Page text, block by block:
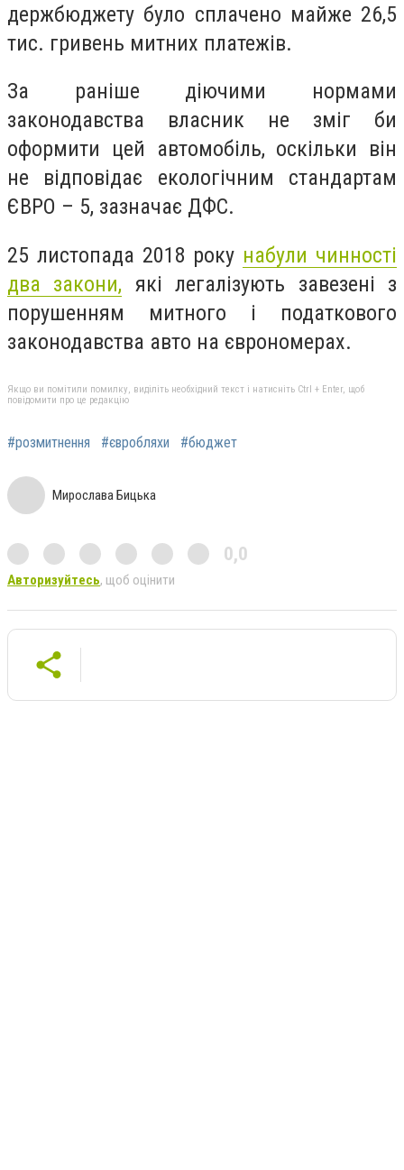
держбюджету було сплачено майже 26,5
тис. гривень митних платежів.
За раніше діючими нормами
законодавства власник не зміг би
оформити цей автомобіль, оскільки він
не відповідає екологічним стандартам
ЄВРО – 5, зазначає ДФС.
25 листопада 2018 року набули чинності
два закони, які легалізують завезені з
порушенням митного і податкового
законодавства авто на єврономерах.
Якщо ви помітили помилку, виділіть необхідний текст і натисніть Ctrl + Enter, щоб
повідомити про це редакцію
#розмитнення #євробляхи #бюджет
Мирослава Бицька
0,0
Авторизуйтесь, щоб оцінити